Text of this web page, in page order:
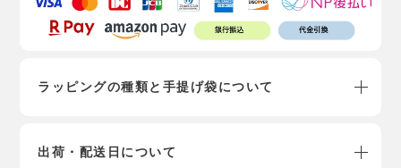
ラッピングの種類と手提げ袋について
出荷・配送日について